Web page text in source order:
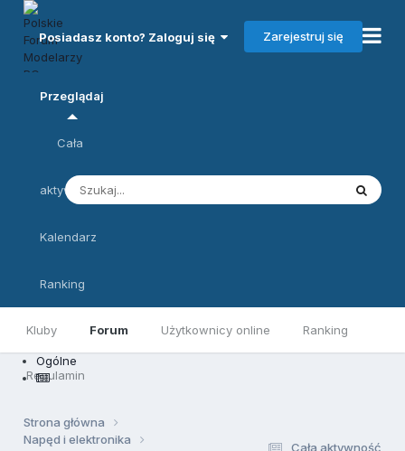
Posiadasz konto? Zaloguj się Zarejestruj się
Przeglądaj
Kluby Forum Użytkownicy online Ranking
Regulamin
Cała
aktywność
Kalendarz
Ranking
Ogólne
Cała aktywność
Strona główna
Napęd i elektronika